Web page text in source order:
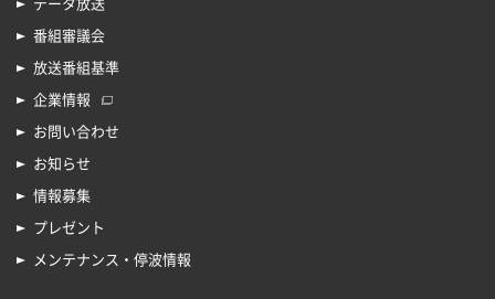
データ放送
番組審議会
放送番組基準
企業情報
お問い合わせ
お知らせ
情報募集
プレゼント
メンテナンス・停波情報